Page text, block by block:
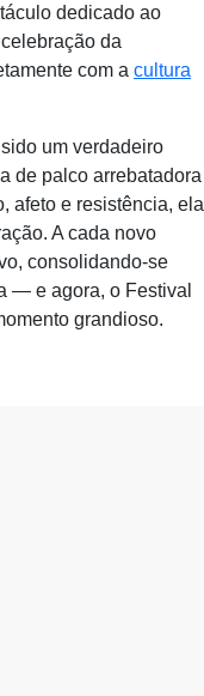
dedicado ao
da
com a cultura
um verdadeiro
de palco arrebatadora
afeto e resistência, ela
A cada novo
consolidando-se
— e agora, o Festival
grandioso.